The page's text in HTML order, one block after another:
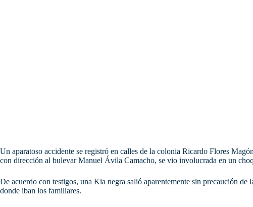
Un aparatoso accidente se registró en calles de la colonia Ricardo Flores
con dirección al bulevar Manuel Ávila Camacho, se vio involucrada en un
De acuerdo con testigos, una Kia negra salió aparentemente sin precaución
donde iban los familiares.